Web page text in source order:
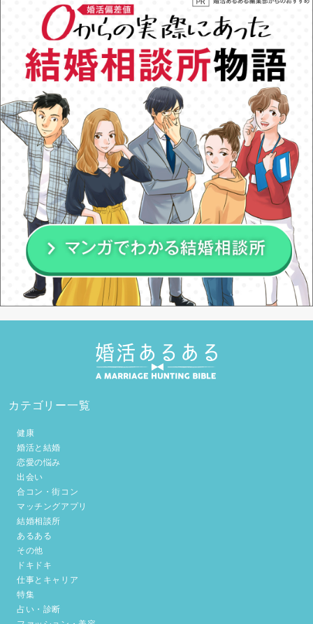
カテゴリー一覧
健康
婚活と結婚
恋愛の悩み
出会い
合コン・街コン
マッチングアプリ
結婚相談所
あるある
その他
ドキドキ
仕事とキャリア
特集
占い・診断